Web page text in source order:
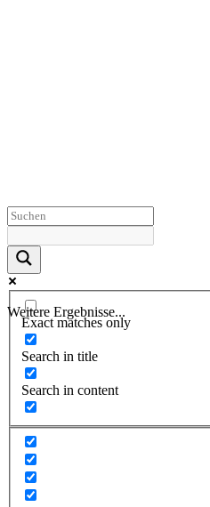
Weitere Ergebnisse...
Exact matches only
Search in title
Search in content